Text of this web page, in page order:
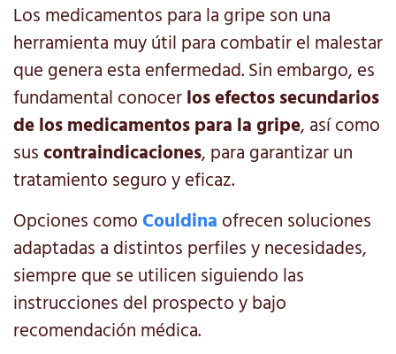
Los medicamentos para la gripe son una
herramienta muy útil para combatir el malestar
que genera esta enfermedad. Sin embargo, es
fundamental conocerlos efectos secundarios
de los medicamentos para la gripe, así como
suscontraindicaciones, para garantizar un
tratamiento seguro y eficaz.
Opciones comoCouldina ofrecen soluciones
adaptadas a distintos perfiles y necesidades,
siempre que se utilicen siguiendo las
instrucciones del prospecto y bajo
recomendación médica.